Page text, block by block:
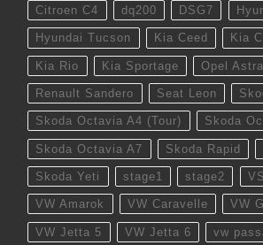
Citroen C4 dq200 DSG7
Hyundai Tucson Kia Ceed Kia
Kia Rio Kia Sportage Opel
Renault Sandero Seat Leon
Skoda Octavia A4 (Tour) Skoda
Skoda Octavia A7 Skoda Rapid
Skoda Yeti stage1 stage2
VW Amarok VW Caravelle VW
VW Jetta 5 VW Jetta 6 vw